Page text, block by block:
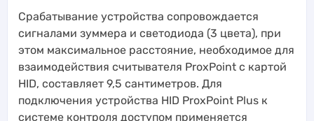
Срабатывание устройства сопровождается
сигналами зуммера и светодиода (3 цвета), при
этом максимальное расстояние, необходимое для
взаимодействия считывателя ProxPoint с картой
HID, составляет 9,5 сантиметров. Для
подключения устройства HID ProxPoint Plus к
системе контроля доступом применяется